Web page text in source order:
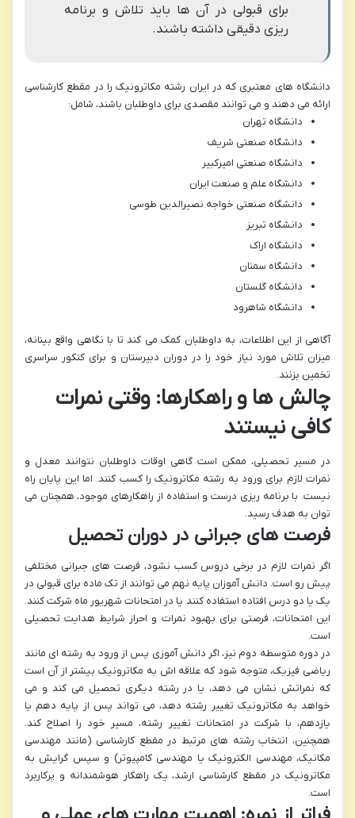
برای قبولی در آن ها باید تلاش و برنامه
ریزی دقیقی داشته باشند.
دانشگاه های معتبری که در ایران رشته مکاترونیک را در مقطع کارشناسی
ارائه می دهند و می توانند مقصدی برای داوطلبان باشند، شامل:
دانشگاه تهران
دانشگاه صنعتی شریف
دانشگاه صنعتی امیرکبیر
دانشگاه علم و صنعت ایران
دانشگاه صنعتی خواجه نصیرالدین طوسی
دانشگاه تبریز
دانشگاه اراک
دانشگاه سمنان
دانشگاه گلستان
دانشگاه شاهرود
آگاهی از این اطلاعات، به داوطلبان کمک می کند تا با نگاهی واقع بینانه،
میزان تلاش مورد نیاز خود را در دوران دبیرستان و برای کنکور سراسری
تخمین بزنند.
چالش ها و راهکارها: وقتی نمرات
کافی نیستند
در مسیر تحصیلی، ممکن است گاهی اوقات داوطلبان نتوانند معدل و
نمرات لازم برای ورود به رشته مکاترونیک را کسب کنند. اما این پایان راه
نیست. با برنامه ریزی درست و استفاده از راهکارهای موجود، همچنان می
توان به هدف رسید.
فرصت های جبرانی در دوران تحصیل
اگر نمرات لازم در برخی دروس کسب نشود، فرصت های جبرانی مختلفی
پیش رو است. دانش آموزان پایه نهم می توانند از تک ماده برای قبولی در
یک یا دو درس افتاده استفاده کنند یا در امتحانات شهریور ماه شرکت کنند.
این امتحانات، فرصتی برای بهبود نمرات و احراز شرایط هدایت تحصیلی
است.
در دوره متوسطه دوم نیز، اگر دانش آموزی پس از ورود به رشته ای مانند
ریاضی فیزیک، متوجه شود که علاقه اش به مکاترونیک بیشتر از آن است
که نمراتش نشان می دهد، یا در رشته دیگری تحصیل می کند و می
خواهد به مکاترونیک تغییر رشته دهد، می تواند پس از پایه دهم یا
یازدهم، با شرکت در امتحانات تغییر رشته، مسیر خود را اصلاح کند.
همچنین، انتخاب رشته های مرتبط در مقطع کارشناسی (مانند مهندسی
مکانیک، مهندسی الکترونیک یا مهندسی کامپیوتر) و سپس گرایش به
مکاترونیک در مقطع کارشناسی ارشد، یک راهکار هوشمندانه و پرکاربرد
است.